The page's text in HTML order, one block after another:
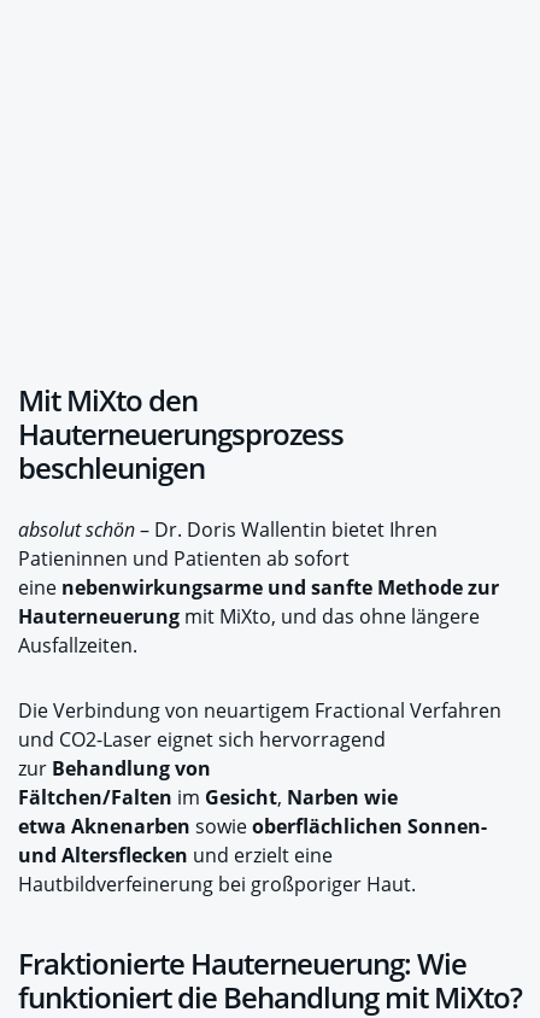
Mit MiXto den
Hauterneuerungsprozess
beschleunigen
absolut schön– Dr. Doris Wallentin bietet Ihren
Patieninnen und Patienten ab sofort
eine nebenwirkungsarme und sanfte Methode zur
Hauterneuerung mit MiXto, und das ohne längere
Ausfallzeiten.
Die Verbindung von neuartigem Fractional Verfahren
und CO2-Laser eignet sich hervorragend
zur Behandlung von
Fältchen/Falten im Gesicht, Narben wie
etwa Aknenarben sowieoberflächlichen Sonnen-
und Altersflecken und erzielt eine
Hautbildverfeinerung bei großporiger Haut.
Fraktionierte Hauterneuerung: Wie
funktioniert die Behandlung mit MiXto?